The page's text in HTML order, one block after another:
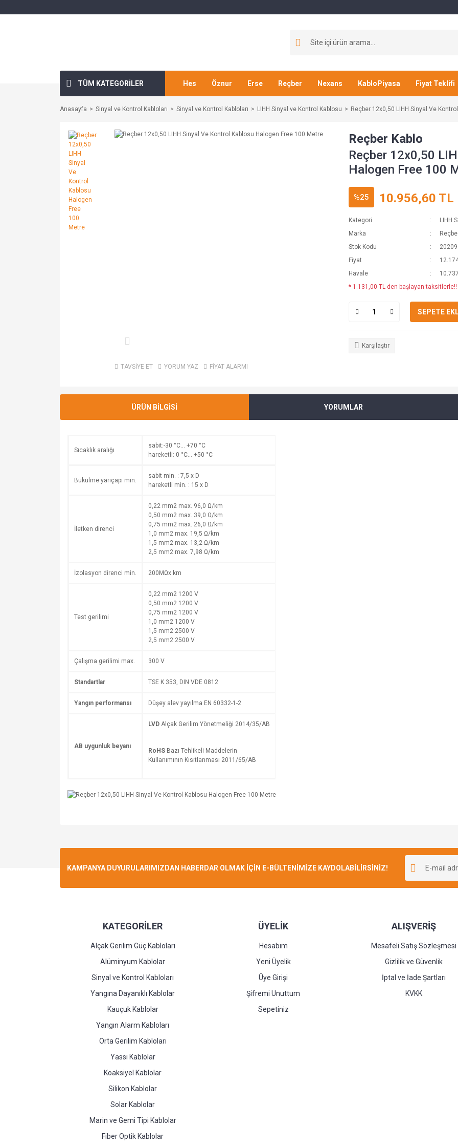
TÜM KATEGORİLER Hes Öznur Erse Reçber Nexans KabloPiyasa Fiyat Teklifi
Anasayfa Sinyal ve Kontrol Kabloları Sinyal ve Kontrol Kabloları LIHH Sinyal ve Kontrol Kablosu Reçber 12x0,50 LIHH Sinyal Ve
TAVSİYE ET YORUM YAZ FİYAT ALARMI
Reçber Kablo
Reçber 12x0,50
Halogen Free 100
%25 10.956,60 TL
Kategori
LIHH
Marka
Stok Kodu
Fiyat
Havale
* 1.131,00 TL den başlayan taksitlerle!!
SEPETE
Karşılaştır
ÜRÜN BİLGİSİ YORUMLAR
Sıcaklık aralığı
sabit:-30 °C… +70 °C
hareketli: 0 °C… +50 °C
Bükülme yarıçapı min.
sabit min. : 7,5 x D
hareketli min. : 15 x D
İletken direnci
0,22 mm2 max. 96,0 Ω/km
0,50 mm2 max. 39,0 Ω/km
0,75 mm2 max. 26,0 Ω/km
1,0 mm2 max. 19,5 Ω/km
1,5 mm2 max. 13,2 Ω/km
2,5 mm2 max. 7,98 Ω/km
İzolasyon direnci min. 200MΩx km
Test gerilimi
0,22 mm2 1200 V
0,50 mm2 1200 V
0,75 mm2 1200 V
1,0 mm2 1200 V
1,5 mm2 2500 V
2,5 mm2 2500 V
Çalışma gerilimi max. 300 V
Standartlar TSE K 353, DIN VDE 0812
Yangın performansı Düşey alev yayılma EN 60332-1-2
AB uygunluk beyanı
LVD Alçak Gerilim Yönetmeliği 2014/35/AB
RoHS Bazı Tehlikeli Maddelerin
Kullanımının Kısıtlanması 2011/65/AB
KAMPANYA DUYURULARIMIZDAN HABERDAR OLMAK İÇİN E-BÜLTENİMİZE KAYDOLABİLİRSİNİZ!
KATEGORİLER
Alçak Gerilim Güç Kabloları
Alüminyum Kablolar
Sinyal ve Kontrol Kabloları
Yangına Dayanıklı Kablolar
Kauçuk Kablolar
Yangın Alarm Kabloları
Orta Gerilim Kabloları
Yassı Kablolar
Koaksiyel Kablolar
Silikon Kablolar
Solar Kablolar
Marin ve Gemi Tipi Kablolar
Fiber Optik Kablolar
ÜYELİK
Hesabım
Yeni Üyelik
Üye Girişi
Şifremi Unuttum
Sepetiniz
ALIŞVERİŞ
Mesafeli Satış Sözleşmesi
Gizlilik ve Güvenlik
İptal ve İade Şartları
KVKK